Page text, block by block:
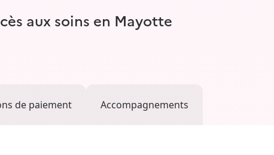
aux soins en Mayotte
de paiement Accompagnements